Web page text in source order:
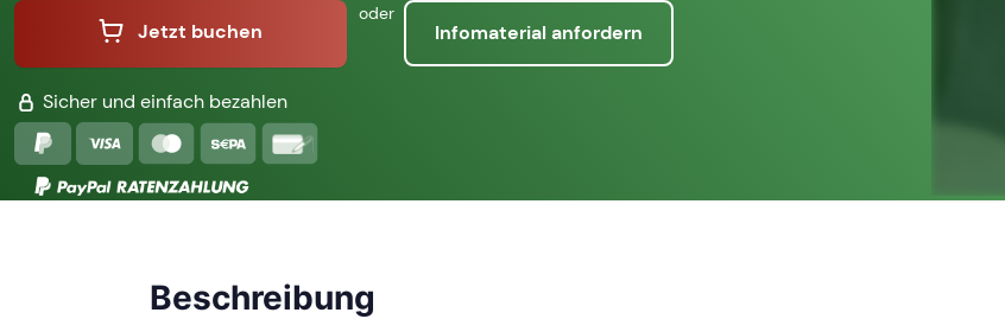
Jetzt buchen
oder
Infomaterial anfordern
Sicher und einfach bezahlen
Beschreibung